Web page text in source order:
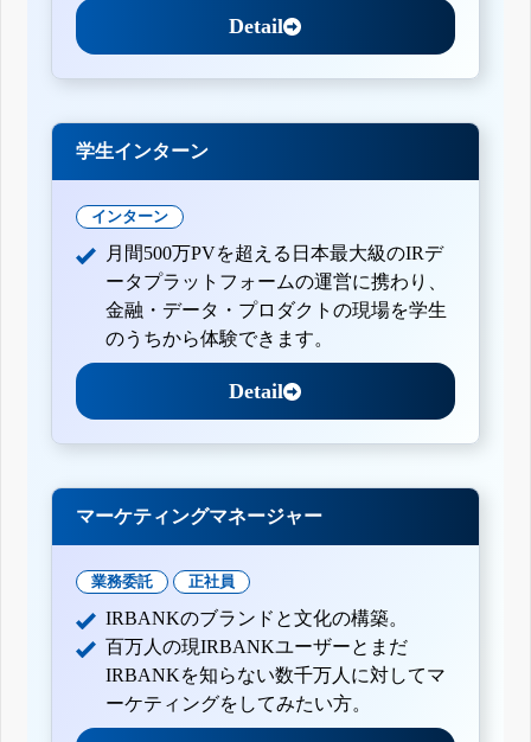
Detail
学生インターン
インターン
月間500万PVを超える日本最大級のIRデ
ータプラットフォームの運営に携わり、
金融・データ・プロダクトの現場を学生
のうちから体験できます。
Detail
マーケティングマネージャー
業務委託 正社員
IRBANKのブランドと文化の構築。
百万人の現IRBANKユーザーとまだ
IRBANKを知らない数千万人に対してマ
ーケティングをしてみたい方。